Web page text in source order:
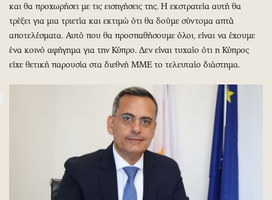
και θα προχωρήσει με τις εισηγήσεις της. Η εκστρατεία αυτή θα
τρέξει για μια τριετία και εκτιμώ ότι θα δούμε σύντομα απτά
αποτελέσματα. Αυτό που θα προσπαθήσουμε όλοι, είναι να έχουμε
ένα κοινό αφήγημα για την Κύπρο. Δεν είναι τυχαίο ότι η Κύπρος
είχε θετική παρουσία στα διεθνή ΜΜΕ το τελευταίο διάστημα.